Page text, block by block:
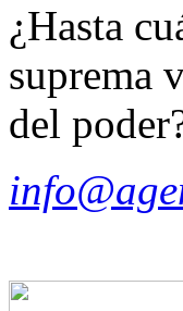
¿Hasta
suprema
del